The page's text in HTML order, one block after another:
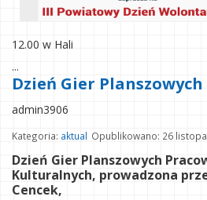
12.00 w Hali
...
Dzień Gier Planszowych
admin3906
Kategoria: aktual Opublikowano: 26
Dzień Gier Planszowych
Kulturalnych, prowadzona
Cencek,